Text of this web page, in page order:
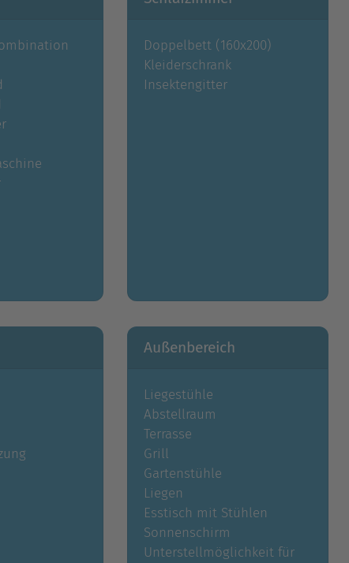
Doppelbett (160x200)
Kleiderschrank
Insektengitter
Außenbereich
Liegestühle
Abstellraum
Terrasse
Grill
Gartenstühle
Liegen
Esstisch mit Stühlen
Sonnenschirm
Unterstellmöglichkeit für